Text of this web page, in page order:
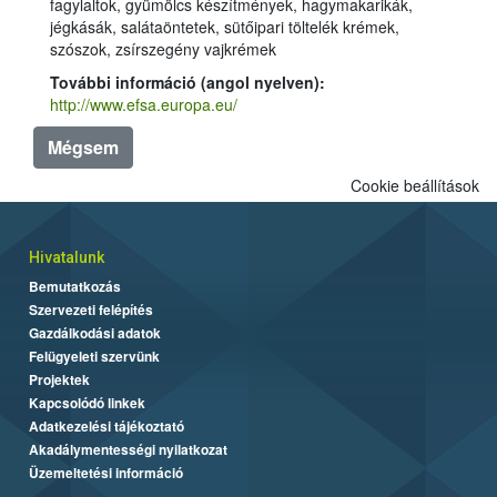
jégkásák, salátaöntetek, sütőipari töltelék krémek,
szószok, zsírszegény vajkrémek
További információ (angol nyelven):
http://www.efsa.europa.eu/
Mégsem
Cookie beállítások
Hivatalunk
Bemutatkozás
Szervezeti felépítés
Gazdálkodási adatok
Felügyeleti szervünk
Projektek
Kapcsolódó linkek
Adatkezelési tájékoztató
Akadálymentességi nyilatkozat
Üzemeltetési információ